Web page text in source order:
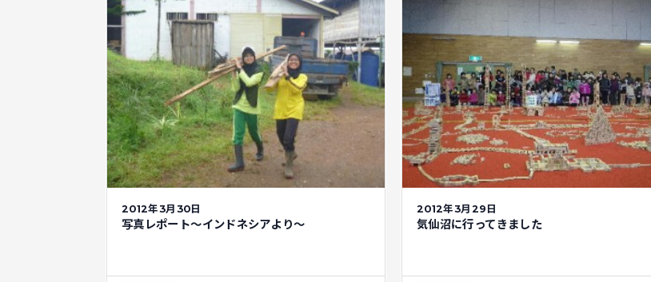
2012年3月30日
写真レポート～インドネシアより～
2012年3月29日
気仙沼に行ってきました